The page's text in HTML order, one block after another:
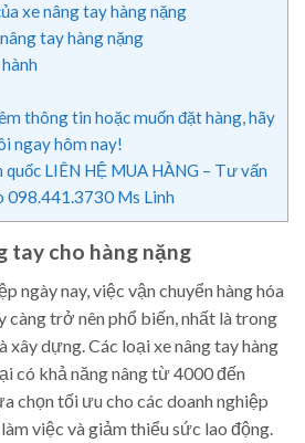
xe nâng tay hàng nặng
tay hàng nặng
thông tin hoặc muốn đặt hàng, hãy
ngay hôm nay!
LIÊN HỆ MUA HÀNG – Tư vấn
Ms Linh
tay cho hàng nặng
ngày nay, việc vận chuyển hàng hóa
càng trở nên phổ biến, nhất là trong
xây dựng. Các loại xe nâng tay hàng
có khả năng nâng từ 4000 đến
chọn tối ưu cho các doanh nghiệp
việc và giảm thiểu sức lao động.